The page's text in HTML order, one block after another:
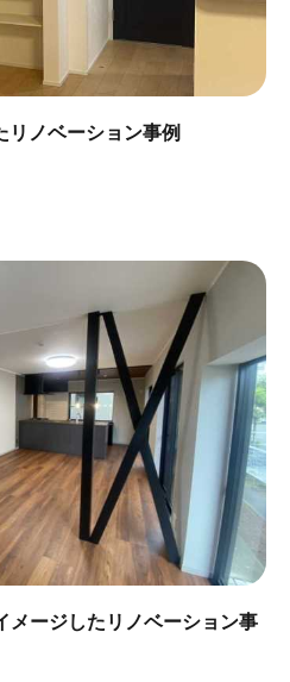
リノベーション事例
ージしたリノベーション事